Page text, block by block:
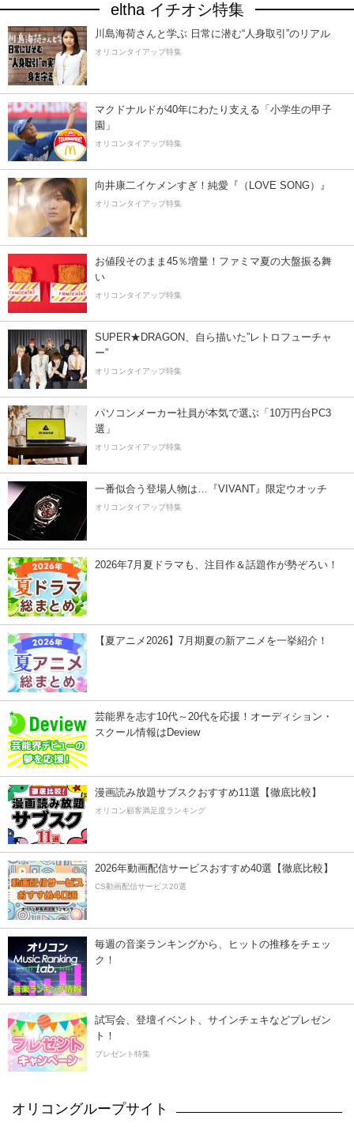
eltha イチオシ特集
川島海荷さんと学ぶ 日常に潜む“人身取引”のリアル
オリコンタイアップ特集
マクドナルドが40年にわたり支える「小学生の甲子
園」
オリコンタイアップ特集
向井康二イケメンすぎ！純愛『（LOVE SONG）』
オリコンタイアップ特集
お値段そのまま45％増量！ファミマ夏の大盤振る舞
い
オリコンタイアップ特集
SUPER★DRAGON、自ら描いた”レトロフューチャ
ー”
オリコンタイアップ特集
パソコンメーカー社員が本気で選ぶ「10万円台PC3
選」
オリコンタイアップ特集
一番似合う登場人物は…『VIVANT』限定ウオッチ
オリコンタイアップ特集
2026年7月夏ドラマも、注目作＆話題作が勢ぞろい！
【夏アニメ2026】7月期夏の新アニメを一挙紹介！
芸能界を志す10代～20代を応援！オーディション・
スクール情報はDeview
漫画読み放題サブスクおすすめ11選【徹底比較】
オリコン顧客満足度ランキング
2026年動画配信サービスおすすめ40選【徹底比較】
CS動画配信サービス20選
毎週の音楽ランキングから、ヒットの推移をチェッ
ク！
試写会、登壇イベント、サインチェキなどプレゼン
ト！
プレゼント特集
オリコングループサイト